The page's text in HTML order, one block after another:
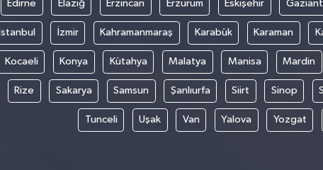
Edirne Elazığ Erzincan Erzurum Eskişehir
İstanbul İzmir Kahramanmaraş Karabük Karaman
Kocaeli Konya Kütahya Malatya Manisa Mardin
Rize Sakarya Samsun Şanlıurfa Siirt Sinop
Tunceli Uşak Van Yalova Yozgat